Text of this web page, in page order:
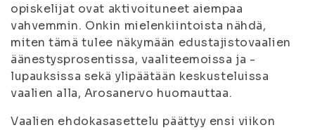
opiskelijat ovat aktivoituneet aiempaa
vahvemmin. Onkin mielenkiintoista nähdä,
miten tämä tulee näkymään edustajistovaalien
äänestysprosentissa, vaaliteemoissa ja -
lupauksissa sekä ylipäätään keskusteluissa
vaalien alla, Arosanervo huomauttaa.
Vaalien ehdokasasettelu päättyy ensi viikon